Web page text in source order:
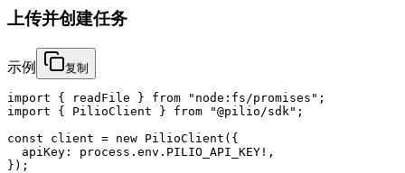
上传并创建任务
示例 复制
import { readFile } from "node:fs/promises";
import { PilioClient } from "@pilio/sdk";
const client = new PilioClient({
  apiKey: process.env.PILIO_API_KEY!,
});